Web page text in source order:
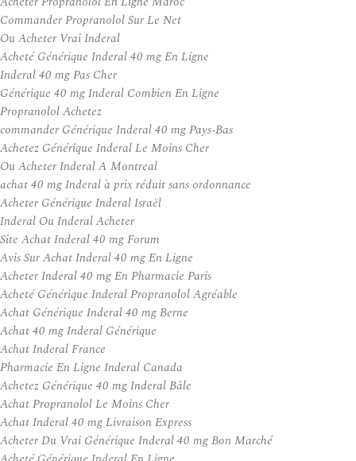
Commander Propranolol Sur Le Net
Ou Acheter Vrai Inderal
Acheté Générique Inderal 40 mg En Ligne
Inderal 40 mg Pas Cher
Générique 40 mg Inderal Combien En Ligne
Propranolol Achetez
commander Générique Inderal 40 mg Pays-Bas
Achetez Générique Inderal Le Moins Cher
Ou Acheter Inderal A Montreal
achat 40 mg Inderal à prix réduit sans ordonnance
Acheter Générique Inderal Israël
Inderal Ou Inderal Acheter
Site Achat Inderal 40 mg Forum
Avis Sur Achat Inderal 40 mg En Ligne
Acheter Inderal 40 mg En Pharmacie Paris
Acheté Générique Inderal Propranolol Agréable
Achat Générique Inderal 40 mg Berne
Achat 40 mg Inderal Générique
Achat Inderal France
Pharmacie En Ligne Inderal Canada
Achetez Générique 40 mg Inderal Bâle
Achat Propranolol Le Moins Cher
Achat Inderal 40 mg Livraison Express
Acheter Du Vrai Générique Inderal 40 mg Bon Marché